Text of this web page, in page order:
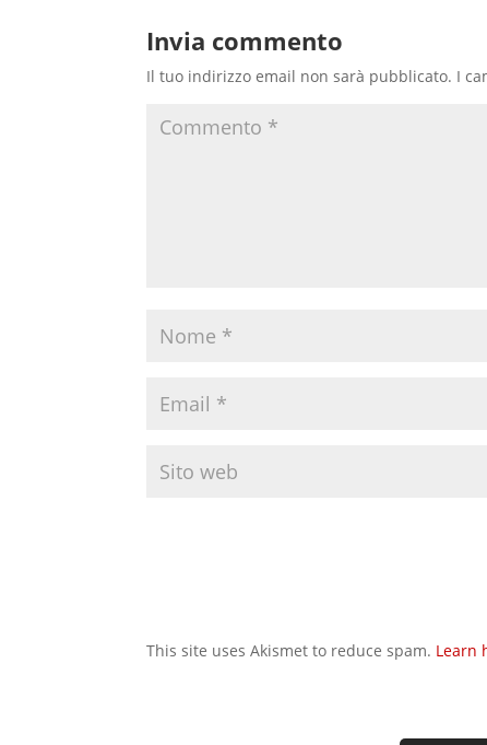
Invia commento
Il tuo indirizzo email non sarà pubblicato. I
This site uses Akismet to reduce spam. Learn